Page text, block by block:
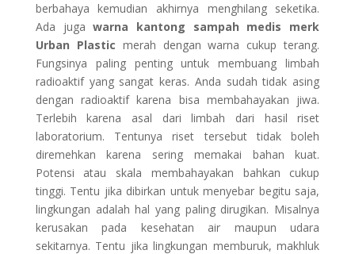
berbahaya kemudian akhirnya menghilang seketika.
Ada juga warna kantong sampah medis merk
Urban Plastic merah dengan warna cukup terang.
Fungsinya paling penting untuk membuang limbah
radioaktif yang sangat keras. Anda sudah tidak asing
dengan radioaktif karena bisa membahayakan jiwa.
Terlebih karena asal dari limbah dari hasil riset
laboratorium. Tentunya riset tersebut tidak boleh
diremehkan karena sering memakai bahan kuat.
Potensi atau skala membahayakan bahkan cukup
tinggi. Tentu jika dibirkan untuk menyebar begitu saja,
lingkungan adalah hal yang paling dirugikan. Misalnya
kerusakan pada kesehatan air maupun udara
sekitarnya. Tentu jika lingkungan memburuk, makhluk